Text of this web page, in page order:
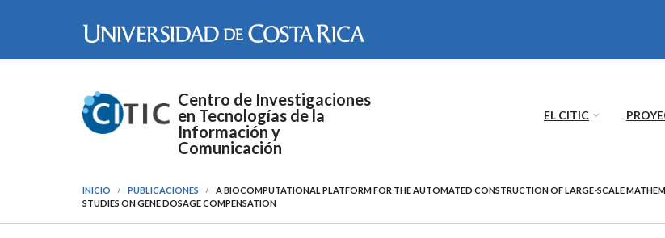
Centro de Investigaciones
en Tecnologías de la
Información y
Comunicación
EL CITIC
INICIO PUBLICACIONES
A BIOCOMPUTATIONAL PLATFORM FOR THE AUTOMATED CONSTRUCTION OF LARGE-SCALE
STUDIES ON GENE DOSAGE COMPENSATION